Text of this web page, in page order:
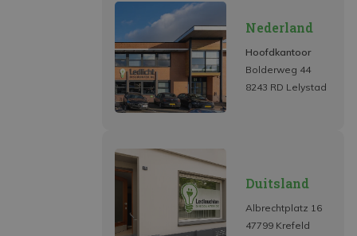
Nederland
Hoofdkantoor
Bolderweg 44
8243 RD Lelystad
Duitsland
Albrechtplatz 16
47799 Krefeld